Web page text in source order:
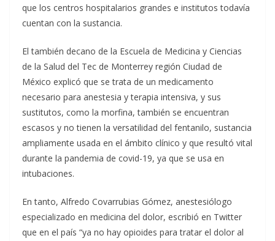
que los centros hospitalarios grandes e institutos todavía
cuentan con la sustancia.
El también decano de la Escuela de Medicina y Ciencias
de la Salud del Tec de Monterrey región Ciudad de
México explicó que se trata de un medicamento
necesario para anestesia y terapia intensiva, y sus
sustitutos, como la morfina, también se encuentran
escasos y no tienen la versatilidad del fentanilo, sustancia
ampliamente usada en el ámbito clínico y que resultó vital
durante la pandemia de covid-19, ya que se usa en
intubaciones.
En tanto, Alfredo Covarrubias Gómez, anestesiólogo
especializado en medicina del dolor, escribió en Twitter
que en el país “ya no hay opioides para tratar el dolor al